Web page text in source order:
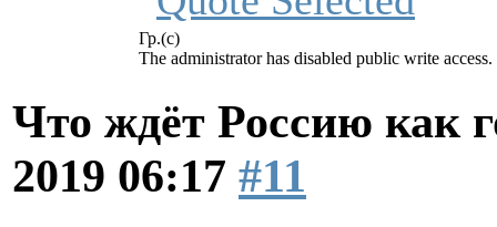
Гр.(с)
The administrator has disabled public write access.
Что ждёт Россию как
2019 06:17 #11